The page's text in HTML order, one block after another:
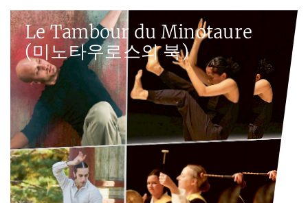
Le Tambour du Minotaure
(미노타우로스의 북)